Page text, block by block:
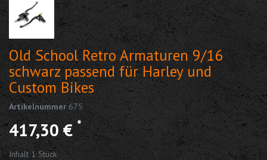
Old School Retro Armaturen 9/16
schwarz passend für Harley und
Custom Bikes
Artikelnummer675
417,30 €*
Inhalt 1 Stück